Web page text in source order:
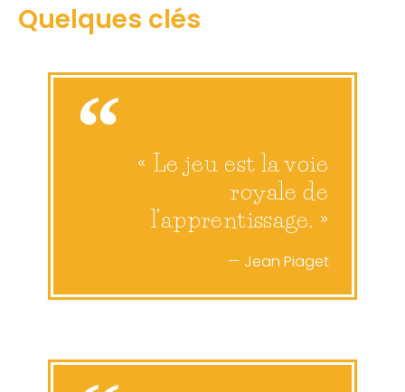
Quelques clés
« Le jeu est la voie
royale de
l’apprentissage. »
— Jean Piaget